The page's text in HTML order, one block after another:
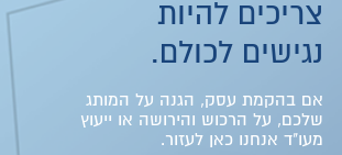
צריכים להיות
נגישים לכולם.
אם בהקמת עסק, הגנה על המותג
שלכם, על הרכוש והירושה או ייעוץ
מעו"ד אנחנו כאן לעזור.